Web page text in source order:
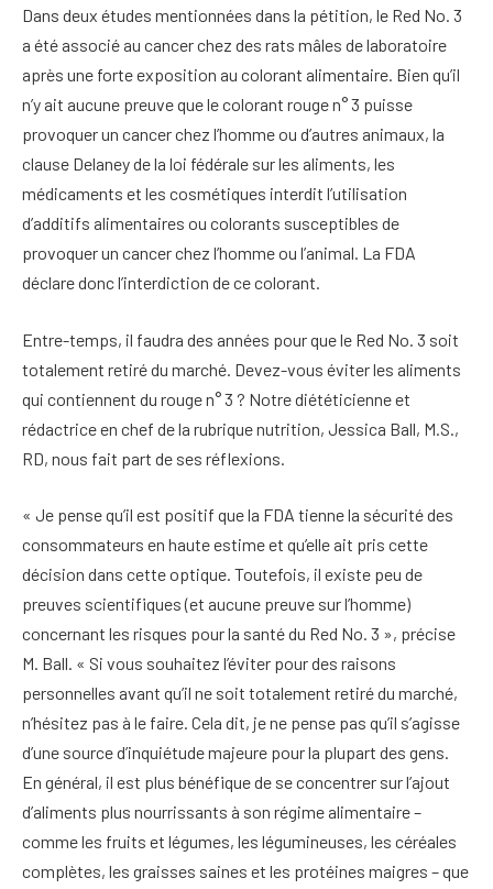
Dans deux études mentionnées dans la pétition, le Red No. 3
a été associé au cancer chez des rats mâles de laboratoire
après une forte exposition au colorant alimentaire. Bien qu’il
n’y ait aucune preuve que le colorant rouge n° 3 puisse
provoquer un cancer chez l’homme ou d’autres animaux, la
clause Delaney de la loi fédérale sur les aliments, les
médicaments et les cosmétiques interdit l’utilisation
d’additifs alimentaires ou colorants susceptibles de
provoquer un cancer chez l’homme ou l’animal. La FDA
déclare donc l’interdiction de ce colorant.
Entre-temps, il faudra des années pour que le Red No. 3 soit
totalement retiré du marché. Devez-vous éviter les aliments
qui contiennent du rouge n° 3 ? Notre diététicienne et
rédactrice en chef de la rubrique nutrition, Jessica Ball, M.S.,
RD, nous fait part de ses réflexions.
« Je pense qu’il est positif que la FDA tienne la sécurité des
consommateurs en haute estime et qu’elle ait pris cette
décision dans cette optique. Toutefois, il existe peu de
preuves scientifiques (et aucune preuve sur l’homme)
concernant les risques pour la santé du Red No. 3 », précise
M. Ball. « Si vous souhaitez l’éviter pour des raisons
personnelles avant qu’il ne soit totalement retiré du marché,
n’hésitez pas à le faire. Cela dit, je ne pense pas qu’il s’agisse
d’une source d’inquiétude majeure pour la plupart des gens.
En général, il est plus bénéfique de se concentrer sur l’ajout
d’aliments plus nourrissants à son régime alimentaire –
comme les fruits et légumes, les légumineuses, les céréales
complètes, les graisses saines et les protéines maigres – que